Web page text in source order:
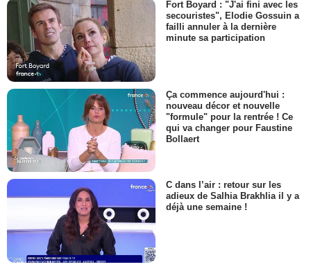
Fort Boyard : "J'ai fini avec les
secouristes", Elodie Gossuin a
failli annuler à la dernière
minute sa participation
Ça commence aujourd'hui :
nouveau décor et nouvelle
"formule" pour la rentrée ! Ce
qui va changer pour Faustine
Bollaert
C dans l’air : retour sur les
adieux de Salhia Brakhlia il y a
déjà une semaine !